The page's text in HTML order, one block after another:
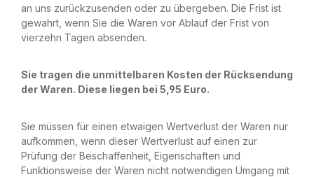
an uns zurückzusenden oder zu übergeben. Die Frist ist
gewahrt, wenn Sie die Waren vor Ablauf der Frist von
vierzehn Tagen absenden.
Sie tragen die unmittelbaren Kosten der Rücksendung
der Waren. Diese liegen bei 5,95 Euro.
Sie müssen für einen etwaigen Wertverlust der Waren nur
aufkommen, wenn dieser Wertverlust auf einen zur
Prüfung der Beschaffenheit, Eigenschaften und
Funktionsweise der Waren nicht notwendigen Umgang mit